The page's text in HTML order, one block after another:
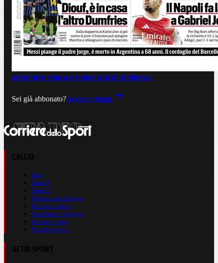
ABBONATI ORA A €0,99LEGGI IL GIORNALE
Sei già abbonato?Accedi e leggi
Live
Serie A
Serie B
Champions League
Europa League
Conference League
Calcio Estero
Calciomercato